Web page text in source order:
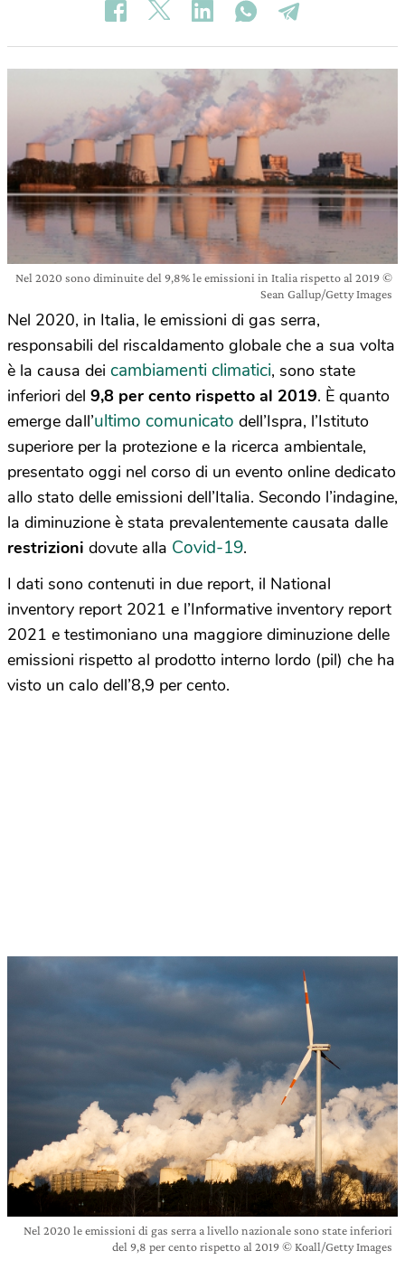
Nel 2020 sono diminuite del 9,8% le emissioni in Italia rispetto al 2019 ©
Sean Gallup/Getty Images
Nel 2020, in Italia, le emissioni di gas serra,
responsabili del riscaldamento globale che a sua volta
è la causa dei cambiamenti climatici, sono state
inferiori del 9,8 per cento rispetto al 2019. È quanto
emerge dall’ultimo comunicato dell’Ispra, l’Istituto
superiore per la protezione e la ricerca ambientale,
presentato oggi nel corso di un evento online dedicato
allo stato delle emissioni dell’Italia. Secondo l’indagine,
la diminuzione è stata prevalentemente causata dalle
restrizioni dovute alla Covid-19.
I dati sono contenuti in due report, il National
inventory report 2021 e l’Informative inventory report
2021 e testimoniano una maggiore diminuzione delle
emissioni rispetto al prodotto interno lordo (pil) che ha
visto un calo dell’8,9 per cento.
Nel 2020 le emissioni di gas serra a livello nazionale sono state inferiori
del 9,8 per cento rispetto al 2019 © Koall/Getty Images